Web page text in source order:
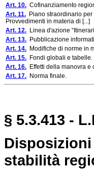
Art. 10. Cofinanziamento
Art. 11. Piano straordinario
Provvedimenti in materia di [...]
Art. 12. Linea d'azione
Art. 13. Pubblicazione
Art. 14. Modifiche di norme in
Art. 15. Fondi globali e tabelle.
Art. 16. Effetti della manovra e
Art. 17. Norma finale.
§ 5.3.413 -
stabilità